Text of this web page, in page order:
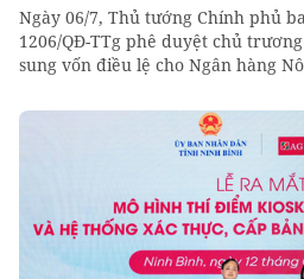
Ngày 06/7, Thủ tướng Chính phủ
1206/QĐ-TTg phê duyệt chủ
sung vốn điều lệ cho Ngân hàng